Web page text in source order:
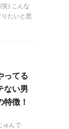
笑) こんな
たいと思
ってる
ない男
徴！
ゅんで